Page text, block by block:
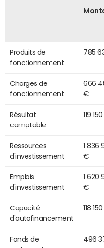
Produits de
fonctionnement
785
Charges de
fonctionnement
666
€
Résultat
comptable
119
Ressources
d'investissement
1 836
€
Emplois
d'investissement
1 620
€
Capacité
d'autofinancement
118
Fonds de
496